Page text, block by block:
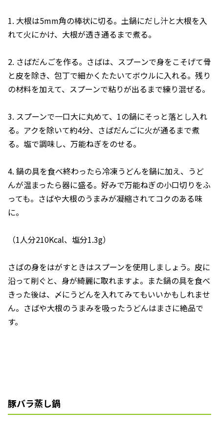
1. 大根は5mm角の棒状に切る。土鍋にだし汁と大根を入
れて火にかけ、大根が透き通るまで煮る。
2. さばだんごを作る。さばは、スプーンで身をこそげて骨
と皮を除き、包丁で細かくたたいてボウルに入れる。残り
の材料を加えて、スプーンで粘りが出るまで練り混ぜる。
3. スプーンで一口大に丸めて、1の鍋にそっと落とし入れ
る。アクを除いて約4分、さばだんごに火が通るまで煮
る。塩で調味し、万能ねぎをのせる。
4. 鍋の具を食べ終わったら冷凍うどんを鍋に加え、うど
んが温まったら器に盛る。好みで万能ねぎの小口切りをふ
っても。さばや大根のうまみが凝縮されてコクのある味
に。
（1人分210Kcal、塩分1.3g）
さばの身をはがすときはスプーンを使用しましょう。皮に
沿って削ぐと、身が綺麗に取れますよ。また鍋の具を食べ
きった後は、〆にうどんを入れてみてもいいかもしれませ
ん。さばや大根のうまみを吸ったうどんはまさに絶品で
す。
豚バラ蒸し鍋